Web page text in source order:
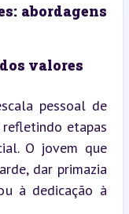
abordagens
valores
pessoal de
refletindo etapas
O jovem que
dar primazia
à dedicação à